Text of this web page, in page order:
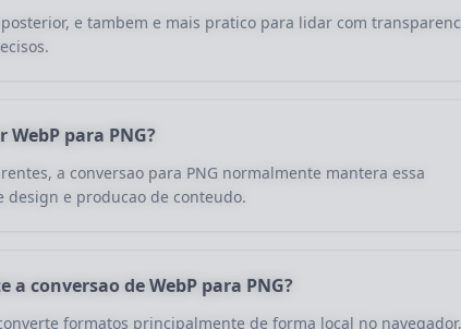
e tambem e mais pratico para lidar com
para PNG?
a conversao para PNG normalmente mantera essa
e producao de conteudo.
conversao de WebP para PNG?
formatos principalmente de forma local no navegador,